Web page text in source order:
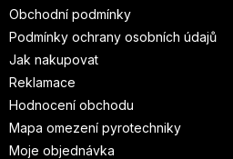
Obchodní podmínky
Podmínky ochrany osobních údajů
Jak nakupovat
Reklamace
Hodnocení obchodu
Mapa omezení pyrotechniky
Moje objednávka